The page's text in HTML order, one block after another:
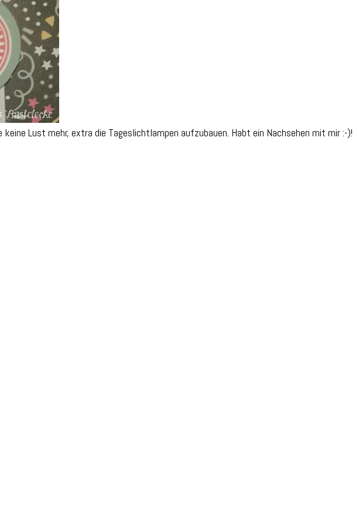
Lust mehr, extra die Tageslichtlampen aufzubauen. Habt ein Nachsehen mit mir :-)!